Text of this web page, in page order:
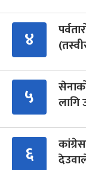
४
५
लागि
६